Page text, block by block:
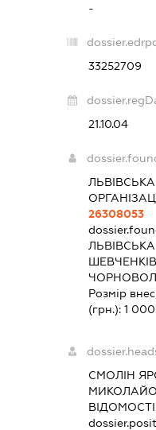
-
33252709
21.10.04
26308053
Розмір
(грн.):1 000
СМОЛІН
ВІДОМОСТІ